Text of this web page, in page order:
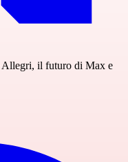
Allegri, il futuro di Max e